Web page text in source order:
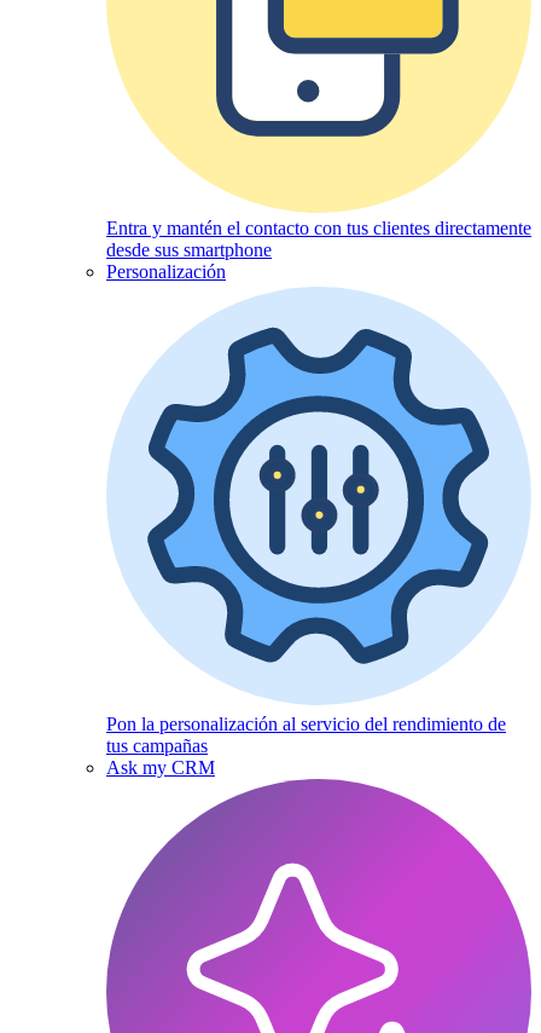
Entra y mantén el contacto con tus clientes directamente
desde sus smartphone
Personalización
Pon la personalización al servicio del rendimiento de
tus campañas
Ask my CRM